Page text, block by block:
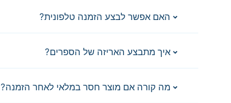
האם אפשר לבצע הזמנה טלפונית?
איך מתבצע האריזה של הספרים?
מה קורה אם מוצר חסר במלאי לאחר הזמנה?